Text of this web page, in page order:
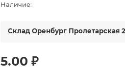
Наличие:
Склад Оренбург Пролетарская
5.00 ₽